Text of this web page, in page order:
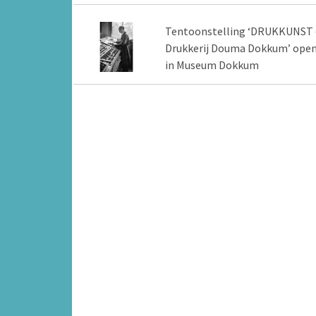
Tentoonstelling ‘DRUKKUNST
Drukkerij Douma Dokkum’
in Museum Dokkum